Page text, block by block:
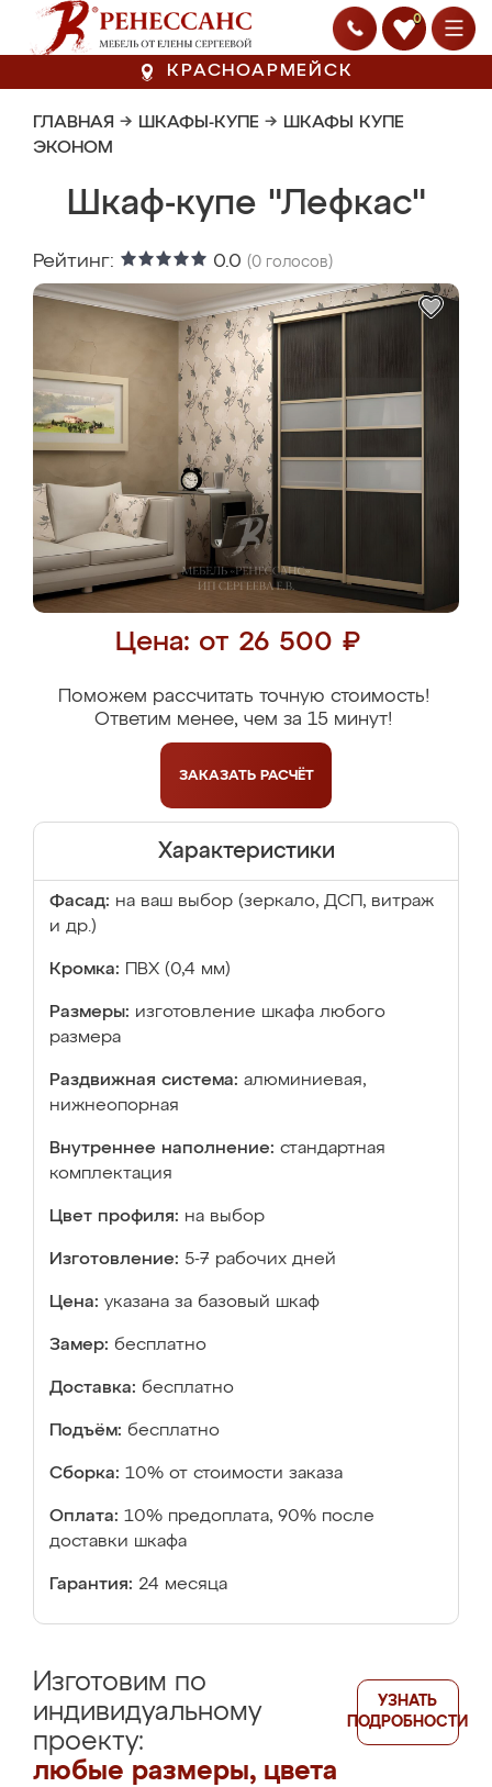
0
КРАСНОАРМЕЙСК
ГЛАВНАЯ → ШКАФЫ-КУПЕ → ШКАФЫ КУПЕ
ЭКОНОМ
Шкаф-купе "Лефкас"
Рейтинг: 0.0 (0 голосов)
Цена: от 26 500 ₽
Поможем рассчитать точную стоимость!
Ответим менее, чем за 15 минут!
ЗАКАЗАТЬ РАСЧЁТ
Характеристики
Фасад: на ваш выбор (зеркало, ДСП, витраж
и др.)
Кромка: ПВХ (0,4 мм)
Размеры: изготовление шкафа любого
размера
Раздвижная система: алюминиевая,
нижнеопорная
Внутреннее наполнение: стандартная
комплектация
Цвет профиля: на выбор
Изготовление: 5-7 рабочих дней
Цена: указана за базовый шкаф
Замер: бесплатно
Доставка: бесплатно
Подъём: бесплатно
Сборка: 10% от стоимости заказа
Оплата: 10% предоплата, 90% после
доставки шкафа
Гарантия: 24 месяца
Изготовим по
индивидуальному
проекту:
любые размеры, цвета
УЗНАТЬ
ПОДРОБНОСТИ